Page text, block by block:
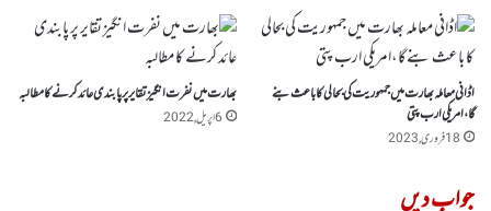
اڈانی معاملہ بھارت میں جمہوریت کی بحالی کا باعث بنے
گا،امریکی ارب پتی
18 فروری, 2023
بھارت میں نفرت انگیز تقایر پر پابندی عائد کرنے کا مطالبہ
6 اپریل, 2022
جواب دیں